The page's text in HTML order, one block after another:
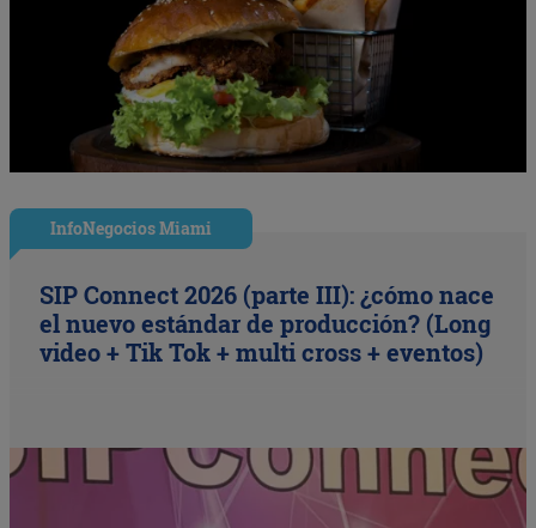
InfoNegocios Miami
SIP Connect 2026 (parte III): ¿cómo nace
el nuevo estándar de producción? (Long
video + Tik Tok + multi cross + eventos)